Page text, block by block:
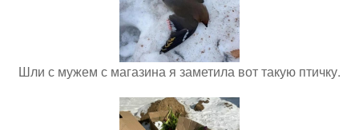
Шли с мужем с магазина я заметила вот такую птичку.